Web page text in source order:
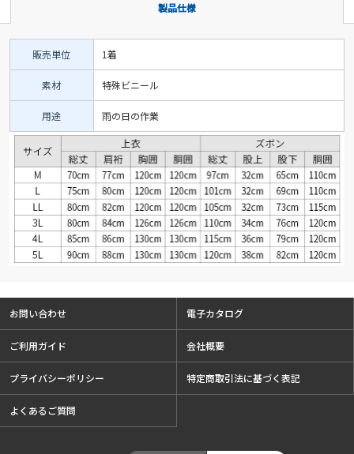
製品仕様
販売単位 1着
素材 特殊ビニール
用途 雨の日の作業
お問い合わせ 電子カタログ
ご利用ガイド 会社概要
プライバシーポリシー 特定商取引法に基づく表記
よくあるご質問